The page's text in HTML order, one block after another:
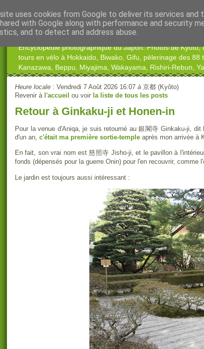
Encyclopédie photographique du Japon. Photos de
tours en vélo à Hokkaido, Biwako, Gifu, pèlerinage des
Kanazawa, Beppu, Miyajima, Wakayama, Rishiri-Rebun,
Heure locale : Vendredi 7 Août 2026 16:07 à 京都 (Kyôto)
Revenir à l'accueil ou voir la liste de tous les posts
Retour à Ginkaku-ji et Honen-in
Pour la venue d'Aniqa, je suis retourné au 銀閣寺 Ginkaku-ji,
d'un an, c'était ma première sortie-temple après mon arrivée à
En fait, son vrai nom est 慈照寺 Jisho-ji, et le pavillon à
fonds (dépensés pour la guerre Onin) pour l'en recouvrir, comme
Le jardin est toujours aussi intéressant :
uses cookies from Google to deliver its services and
with Google along with performance and security
and to detect and address abuse.